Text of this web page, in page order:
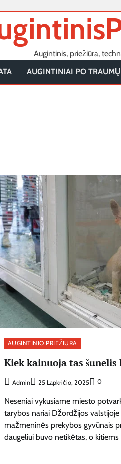
Augintinis, priežiūra,
AUGINTINIAI PO TRAUMŲ
AUGINTINIO PRIEŽIŪRA
Kiek kainuoja tas šunelis
Admin 25 Lapkričio, 2025 0
Neseniai vykusiame miesto
tarybos nariai Džordžijos
mažmeninės prekybos gyvūnais
daugeliui buvo netikėtas, o